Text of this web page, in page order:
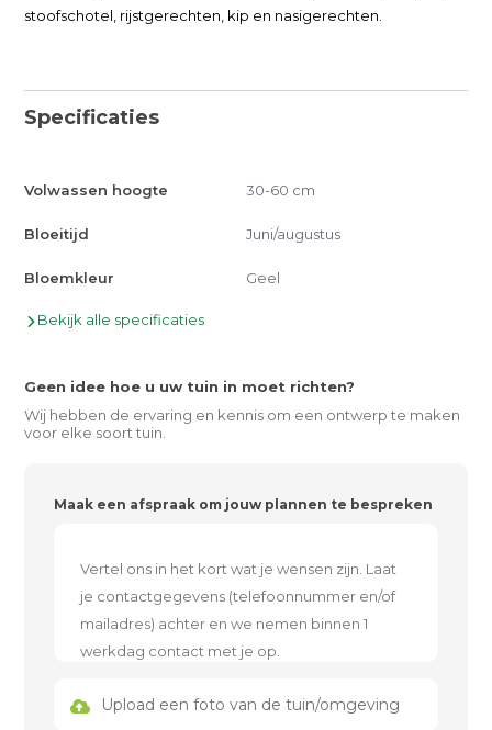
stoofschotel, rijstgerechten, kip en nasigerechten.
Specificaties
Volwassen hoogte 30-60 cm
Bloeitijd Juni/augustus
Bloemkleur Geel
Bekijk alle specificaties
Geen idee hoe u uw tuin in moet richten?
Wij hebben de ervaring en kennis om een ontwerp te maken
voor elke soort tuin.
Maak een afspraak om jouw plannen te bespreken
Upload een foto van de tuin/omgeving